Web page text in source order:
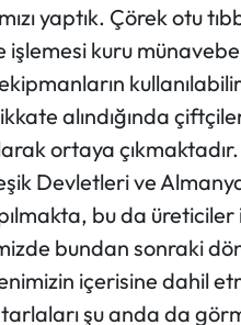
yaptık. Çörek otu
kuru
alındığında
ortaya
Devletleri ve
bu da
bundan sonraki
içerisine dahil
şu anda da